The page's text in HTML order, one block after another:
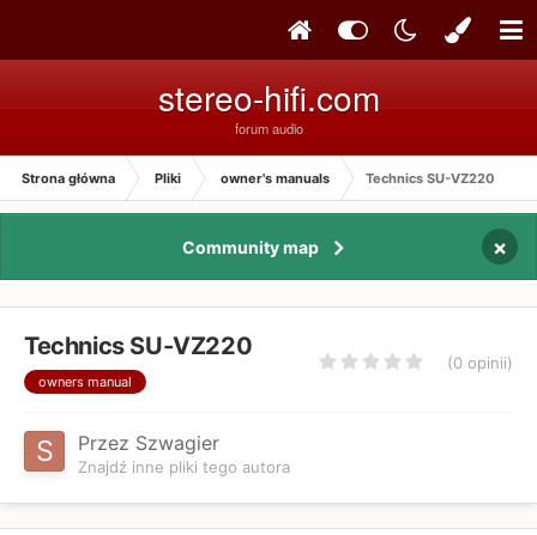
stereo-hifi.com
forum audio
Strona główna Pliki owner's manuals Technics SU-VZ220
Community map ×
Technics SU-VZ220
owners manual
(0 opinii)
Przez Szwagier
Znajdź inne pliki tego autora